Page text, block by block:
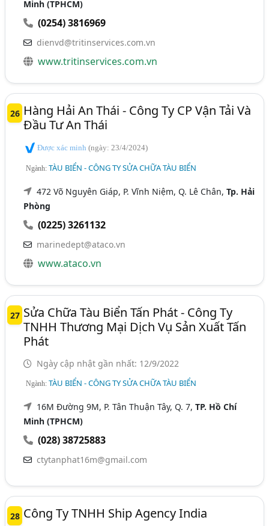
Minh (TPHCM)
(0254) 3816969
dienvd@tritinservices.com.vn
www.tritinservices.com.vn
26 Hàng Hải An Thái - Công Ty CP Vận Tải Và
Đầu Tư An Thái
Được xác minh(ngày: 23/4/2024)
Ngành:TÀU BIỂN - CÔNG TY SỬA CHỮA TÀU BIỂN
472 Võ Nguyên Giáp, P. Vĩnh Niệm, Q. Lê Chân,Tp. Hải
Phòng
(0225) 3261132
marinedept@ataco.vn
www.ataco.vn
27 Sửa Chữa Tàu Biển Tấn Phát - Công Ty
TNHH Thương Mại Dịch Vụ Sản Xuất Tấn
Phát
Ngày cập nhật gần nhất: 12/9/2022
Ngành:TÀU BIỂN - CÔNG TY SỬA CHỮA TÀU BIỂN
16M Đường 9M, P. Tân Thuận Tây, Q. 7,TP. Hồ Chí
Minh (TPHCM)
(028) 38725883
ctytanphat16m@gmail.com
28 Công Ty TNHH Ship Agency India